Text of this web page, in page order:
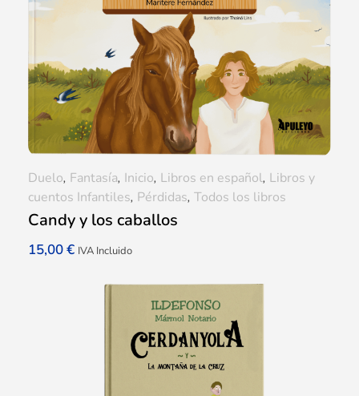
Candy y los caballos
15,00€ IVA Incluido
Duelo, Fantasía, Inicio, Libros en español, Libros y
cuentos Infantiles, Pérdidas, Todos los libros